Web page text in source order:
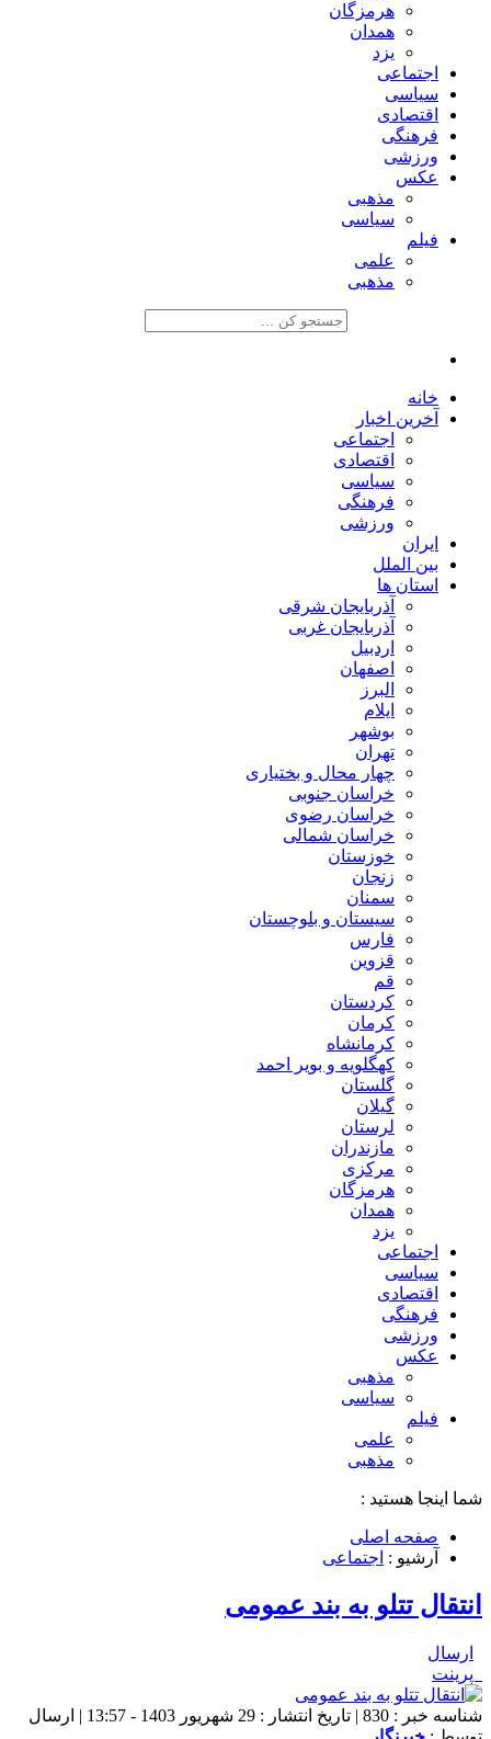
هرمزگان
همدان
یزد
اجتماعی
سیاسی
اقتصادی
فرهنگی
ورزشی
عکس
مذهبی
سیاسی
فیلم
علمی
مذهبی
خانه
آخرین اخبار
اجتماعی
اقتصادی
سیاسی
فرهنگی
ورزشی
ایران
بین الملل
استان ها
آذربایجان شرقی
آذربایجان غربی
اردبیل
اصفهان
البرز
ایلام
بوشهر
تهران
چهار محال و بختیاری
خراسان جنوبی
خراسان رضوی
خراسان شمالی
خوزستان
زنجان
سمنان
سیستان و بلوچستان
فارس
قزوین
قم
کردستان
کرمان
کرمانشاه
کهگلویه و بویر احمد
گلستان
گیلان
لرستان
مازندران
مرکزی
هرمزگان
همدان
یزد
اجتماعی
سیاسی
اقتصادی
فرهنگی
ورزشی
عکس
مذهبی
سیاسی
فیلم
علمی
مذهبی
شما اینجا هستید :
صفحه اصلی
آرشیو : اجتماعی
انتقال تتلو به بند عمومی
ارسال
پرینت
شناسه خبر : 830 | تاریخ انتشار : 29 شهریور 1403 - 13:57 | ارسال